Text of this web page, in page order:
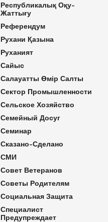
Республикалық Оқу-
Жаттығу
Референдум
Рухани Қазына
Руханият
Сайыс
Салауатты Өмір Салты
Сектор Промышленности
Сельское Хозяйство
Семейный Досуг
Семинар
Сказано-Сделано
СМИ
Совет Ветеранов
Советы Родителям
Социальная Защита
Специалист
Предупреждает